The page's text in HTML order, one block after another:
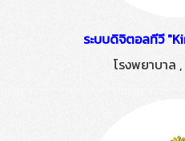
โรงพยาบาล ,